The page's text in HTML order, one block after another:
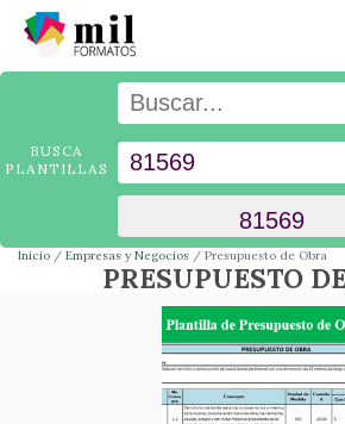
BUSCA
PLANTILLAS
Inicio Empresas y Negocios Presupuesto de Obra
PRESUPUESTO